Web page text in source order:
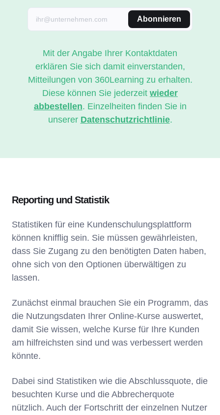
Abonnieren
Mit der Angabe Ihrer Kontaktdaten
erklären Sie sich damit einverstanden,
Mitteilungen von 360Learning zu erhalten.
Diese können Sie jederzeit wieder
abbestellen. Einzelheiten finden Sie in
unserer Datenschutzrichtlinie.
Reporting und Statistik
Statistiken für eine Kundenschulungsplattform
können knifflig sein. Sie müssen gewährleisten,
dass Sie Zugang zu den benötigten Daten haben,
ohne sich von den Optionen überwältigen zu
lassen.
Zunächst einmal brauchen Sie ein Programm, das
die Nutzungsdaten Ihrer Online-Kurse auswertet,
damit Sie wissen, welche Kurse für Ihre Kunden
am hilfreichsten sind und was verbessert werden
könnte.
Dabei sind Statistiken wie die Abschlussquote, die
besuchten Kurse und die Abbrecherquote
nützlich. Auch der Fortschritt der einzelnen Nutzer